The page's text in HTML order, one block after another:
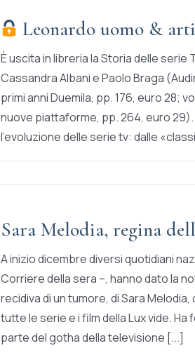
Leonardo uomo &
È uscita in libreria la Storia delle serie
Cassandra Albani e Paolo Braga
primi anni Duemila, pp. 176, euro 28;
nuove piattaforme, pp. 264, euro
l’evoluzione delle serie tv: dalle
Sara Melodia, regina
A inizio dicembre diversi quotidiani
Corriere della sera –, hanno dato la
recidiva di un tumore, di Sara
tutte le serie e i film della Lux vide.
parte del gotha della televisione [...]